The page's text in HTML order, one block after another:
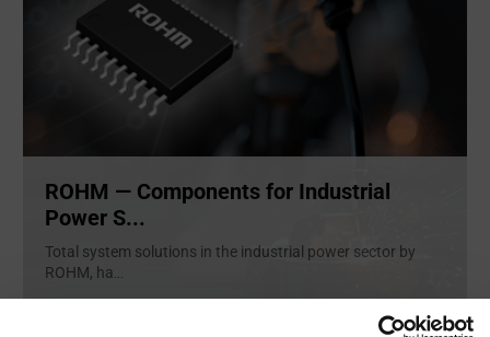
ROHM — Components for Industrial
Power S...
Total system solutions in the industrial power sector by
ROHM, ha...